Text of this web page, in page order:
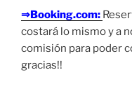
⇒Booking.com:
costará lo mismo y a
comisión para poder
gracias!!